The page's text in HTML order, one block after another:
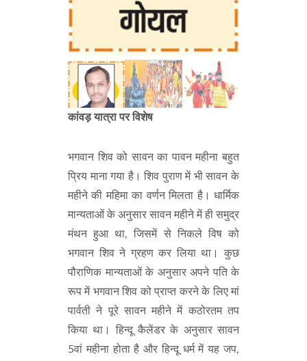
कांवड़ यात्रा पर विशेष
भगवान शिव को सावन का पावन महीना बहुत
प्रिय माना गया है। शिव पुराण में भी सावन के
महीने की महिमा का वर्णन मिलता है। धार्मिक
मान्यताओं के अनुसार सावन महीने में ही समुद्र
मंथन हुआ था, जिसमें से निकले विष को
भगवान शिव ने ग्रहण कर लिया था। कुछ
पौराणिक मान्यताओं के अनुसार अपने पति के
रूप में भगवान शिव को प्राप्त करने के लिए मां
पार्वती ने पूरे सावन महीने में कठोरतम तप
किया था। हिन्दू कैलेंडर के अनुसार सावन
5वां महीना होता है और हिन्दू धर्म में यह जप,